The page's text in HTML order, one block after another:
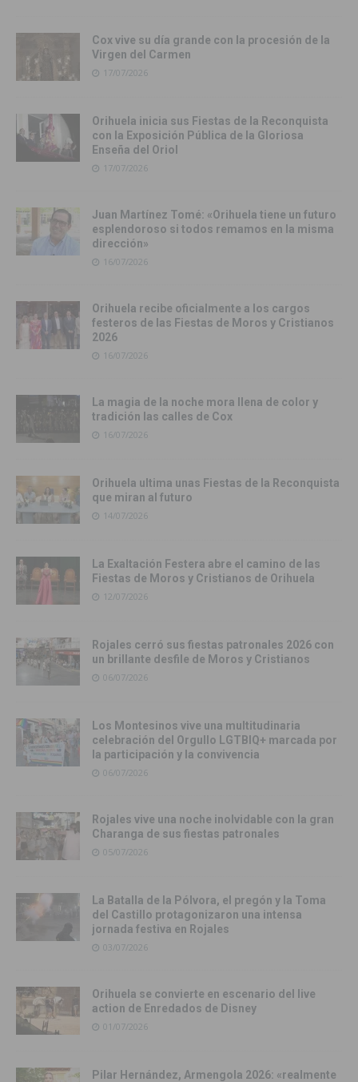
Cox vive su día grande con la procesión de la
Virgen del Carmen
17/07/2026
Orihuela inicia sus Fiestas de la Reconquista
con la Exposición Pública de la Gloriosa
Enseña del Oriol
17/07/2026
Juan Martínez Tomé: «Orihuela tiene un futuro
esplendoroso si todos remamos en la misma
dirección»
16/07/2026
Orihuela recibe oficialmente a los cargos
festeros de las Fiestas de Moros y Cristianos
2026
16/07/2026
La magia de la noche mora llena de color y
tradición las calles de Cox
16/07/2026
Orihuela ultima unas Fiestas de la Reconquista
que miran al futuro
14/07/2026
La Exaltación Festera abre el camino de las
Fiestas de Moros y Cristianos de Orihuela
12/07/2026
Rojales cerró sus fiestas patronales 2026 con
un brillante desfile de Moros y Cristianos
06/07/2026
Los Montesinos vive una multitudinaria
celebración del Orgullo LGTBIQ+ marcada por
la participación y la convivencia
06/07/2026
Rojales vive una noche inolvidable con la gran
Charanga de sus fiestas patronales
05/07/2026
La Batalla de la Pólvora, el pregón y la Toma
del Castillo protagonizaron una intensa
jornada festiva en Rojales
03/07/2026
Orihuela se convierte en escenario del live
action de Enredados de Disney
01/07/2026
Pilar Hernández, Armengola 2026: «realmente